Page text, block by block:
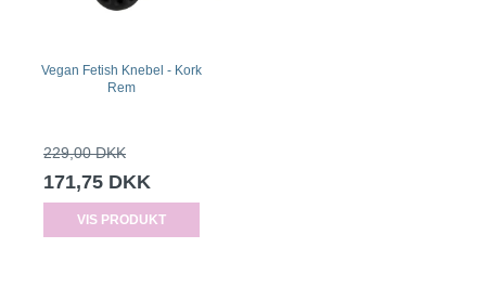
Vegan Fetish Knebel - Kork
Rem
229,00 DKK
171,75 DKK
VIS PRODUKT